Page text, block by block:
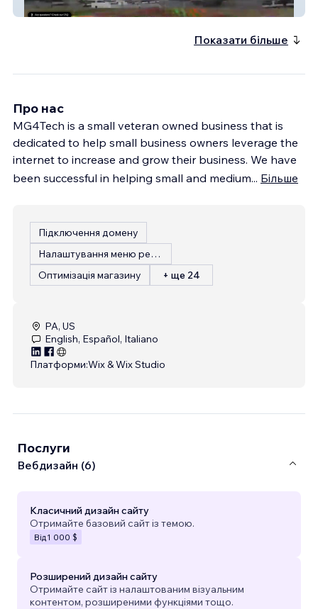
MonsterTruckThunder
Показати більше
Про нас
MG4Tech is a small veteran owned business that is
dedicated to help small business owners leverage the
internet to increase and grow their business. We have
been successful in helping small and medium... Більше
Підключення домену
Налаштування меню ресторану
Оптимізація магазину
+ ще 24
PA, US
English, Español, Italiano
Платформи:Wix & Wix Studio
Послуги
Вебдизайн (6)
Класичний дизайн сайту
Отримайте базовий сайт із темою.
Від 1 000 $
Розширений дизайн сайту
Отримайте сайт із налаштованим візуальним
контентом, розширеними функціями тощо.